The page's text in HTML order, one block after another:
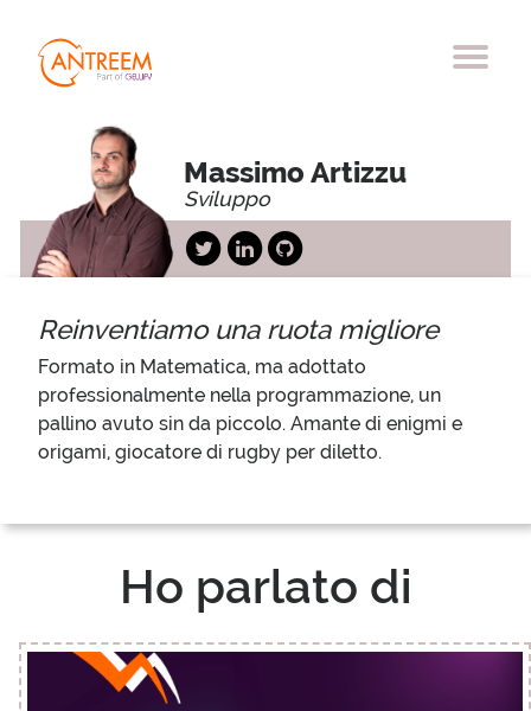
Massimo Artizzu
Sviluppo
Reinventiamo una ruota migliore
Formato in Matematica, ma adottato
professionalmente nella programmazione, un
pallino avuto sin da piccolo. Amante di enigmi e
origami, giocatore di rugby per diletto.
Ho parlato di